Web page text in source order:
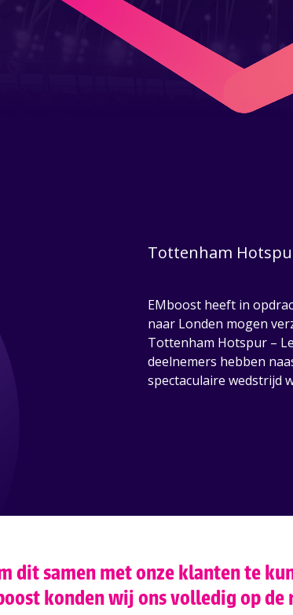
Tottenham
EMboost heeft in
naar Londen mogen
Tottenham Hotspur –
deelnemers hebben
spectaculaire wedstrijd
dit samen met onze klanten te
konden wij ons volledig op